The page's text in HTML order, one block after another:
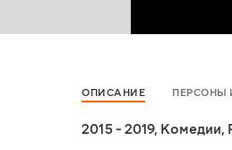
ОПИСАНИЕ ПЕРСОНЫ
2015 - 2019, Комедии,